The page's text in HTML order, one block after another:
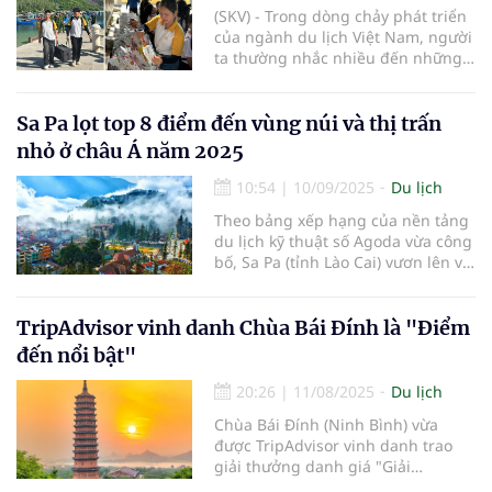
(SKV) - Trong dòng chảy phát triển
của ngành du lịch Việt Nam, người
ta thường nhắc nhiều đến những
ty lữ hành Là Cà Nha Trang, chúng
tôi quan niệm rằng linh hồn của
mỗi chuyến đi không nằm ở cảnh
sắc, mà nằm ở sự kết nối giữa
những con người. Ngay từ những
ngày đầu thành lập, chúng tôi đã
chọn xây dựng văn hóa doanh
nghiệp dựa trên nền tảng của
kim chỉ nam cho mọi hoạt động
Sa Pa lọt top 8 điểm đến vùng núi và thị trấn
nhỏ ở châu Á năm 2025
10:54 | 10/09/2025
Du lịch
Theo bảng xếp hạng của nền tảng
du lịch kỹ thuật số Agoda vừa công
bố, Sa Pa (tỉnh Lào Cai) vươn lên vị
ở châu Á năm 2025".
TripAdvisor vinh danh Chùa Bái Đính là "Điểm
đến nổi bật"
20:26 | 11/08/2025
Du lịch
Chùa Bái Đính (Ninh Bình) vừa
được TripAdvisor vinh danh trao
giải thưởng danh giá "Giải